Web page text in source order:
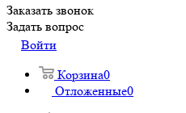
Заказать звонок
Задать вопрос
Войти
Корзина0
Отложенные0